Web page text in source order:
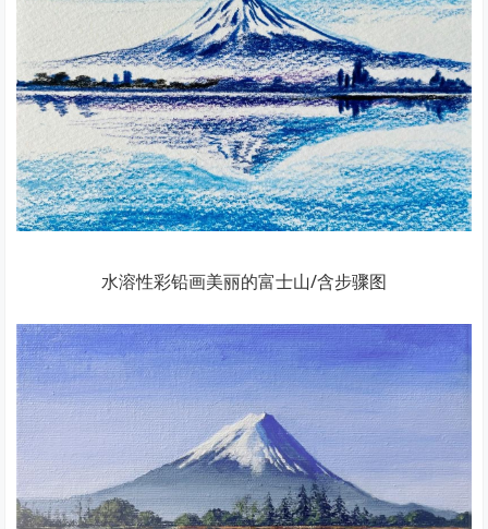
水溶性彩铅画美丽的富士山/含步骤图